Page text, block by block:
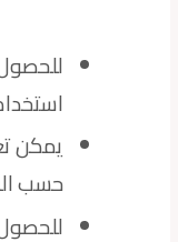
يمكن
حسب